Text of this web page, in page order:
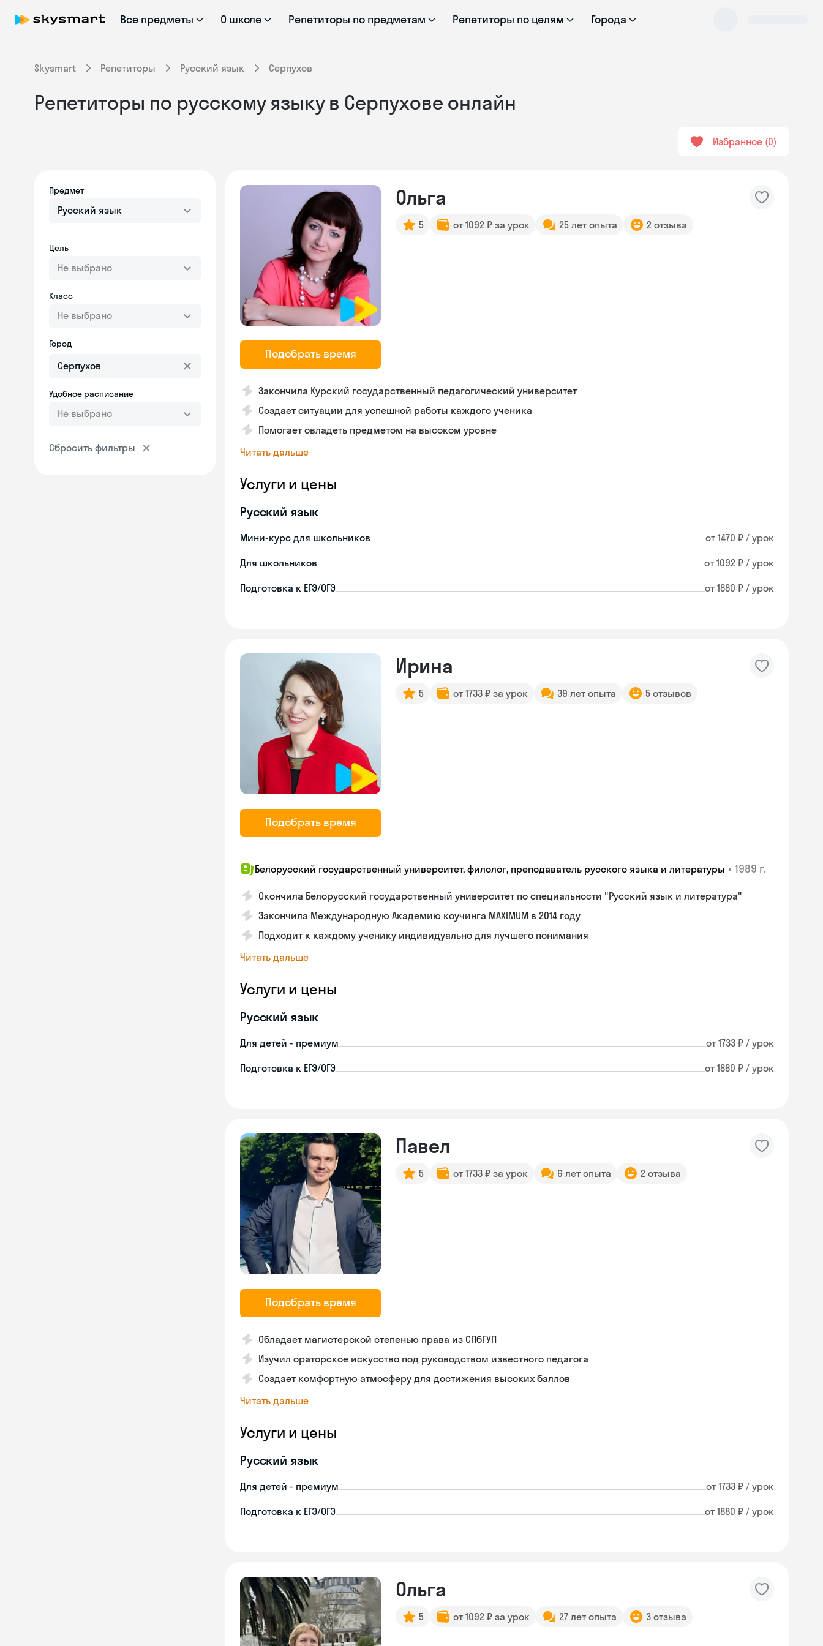
Все предметы О школе Репетиторы по предметам Репетиторы по целям Города
Skysmart Репетиторы Русский язык Серпухов
Репетиторы по русскому языку в Серпухове онлайн
Избранное 0
Предмет
Русский язык
Цель
Не выбрано
Класс
Не выбрано
Город
Удобное расписание
Не выбрано
Сбросить фильтры
Подобрать время
Ольга
5 от 1092 ₽ за урок 25 лет опыта 2 отзыва
Закончила Курский государственный педагогический университет
Создает ситуации для успешной работы каждого ученика
Помогает овладеть предметом на высоком уровне
Читать дальше
Услуги и цены
Русский язык
Мини-курс для школьников от 1470 ₽ / урок
Для школьников от 1092 ₽ / урок
Подготовка к ЕГЭ/ОГЭ от 1880 ₽ / урок
Подобрать время
Ирина
5 от 1733 ₽ за урок 39 лет опыта 5 отзывов
Белорусский государственный университет, филолог, преподаватель русского языка и литературы • 1989 г.
Окончила Белорусский государственный университет по специальности "Русский язык и литература"
Закончила Международную Академию коучинга MAXIMUM в 2014 году
Подходит к каждому ученику индивидуально для лучшего понимания
Читать дальше
Услуги и цены
Русский язык
Для детей - премиум от 1733 ₽ / урок
Подготовка к ЕГЭ/ОГЭ от 1880 ₽ / урок
Подобрать время
Павел
5 от 1733 ₽ за урок 6 лет опыта 2 отзыва
Обладает магистерской степенью права из СПбГУП
Изучил ораторское искусство под руководством известного педагога
Создает комфортную атмосферу для достижения высоких баллов
Читать дальше
Услуги и цены
Русский язык
Для детей - премиум от 1733 ₽ / урок
Подготовка к ЕГЭ/ОГЭ от 1880 ₽ / урок
Ольга
5 от 1092 ₽ за урок 27 лет опыта 3 отзыва